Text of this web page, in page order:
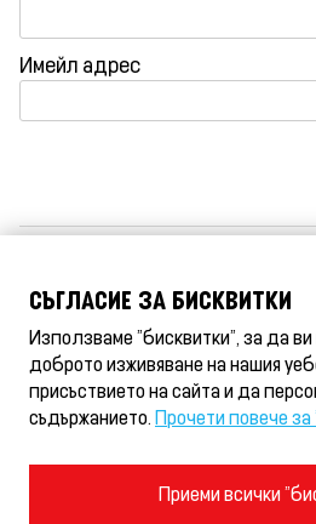
Имейл адрес
Plus-Plus® инструкции за
Обратна връзка
Условия за ползване и правила за
СЪГЛАСИЕ ЗА БИСКВИТКИ
Използваме "бисквитки", за да
доброто изживяване на нашия
присъствието на сайта и да
съдържанието. Прочети повече за
Приеми всички